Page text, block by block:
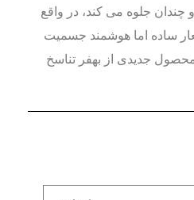
چندان جلوه می کند، در واقع
ساده اما هوشمند جسمیت
جدیدی از بهفر تناسخ